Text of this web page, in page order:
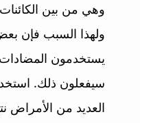
وهي من بين
ولهذا السبب فإن
يستخدمون المضادات
سيفعلون ذلك.
العديد من الأمراض